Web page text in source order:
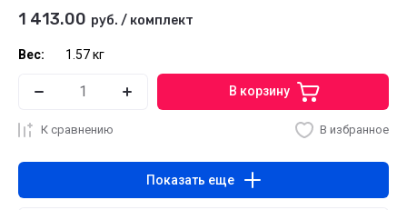
1 413.00 руб. / комплект
Вес: 1.57 кг
В корзину
К сравнению В избранное
Показать еще